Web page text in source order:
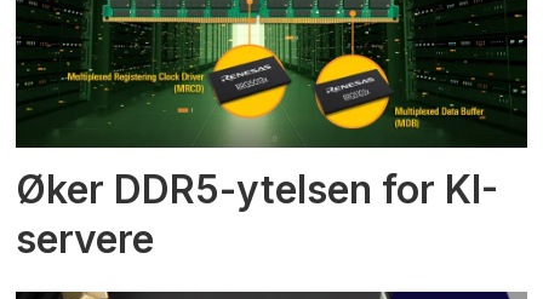
Øker DDR5-ytelsen for KI-
servere